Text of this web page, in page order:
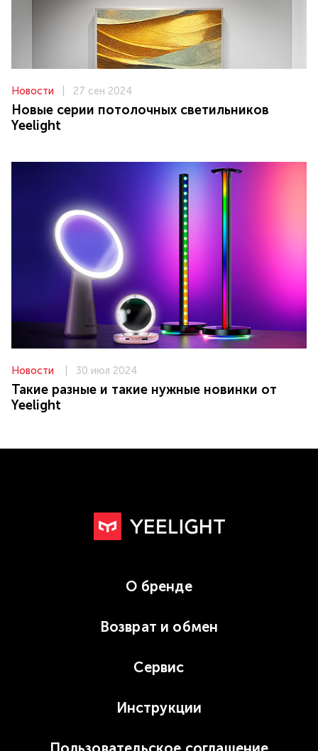
Новости 27 сен 2024
Новые серии потолочных светильников
Yeelight
Новости 30 июл 2024
Такие разные и такие нужные новинки от
Yeelight
О бренде
Возврат и обмен
Сервис
Инструкции